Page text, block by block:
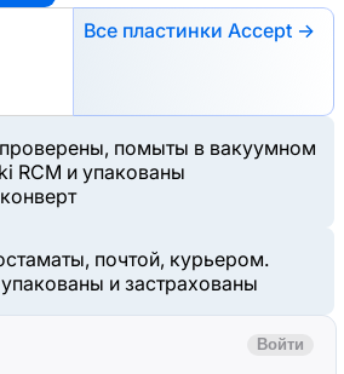
Все пластинки Accept →
помыты в вакуумном
RCM и упакованы
почтой, курьером.
и застрахованы